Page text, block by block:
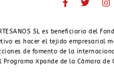
SL es beneficiario del
es hacer el tejido empresarial
de fomento de la
Programa Xpande de la Cámara de